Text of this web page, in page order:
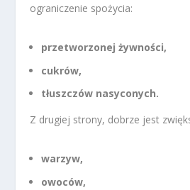
ograniczenie spożycia:
przetworzonej żywności,
cukrów,
tłuszczów nasyconych.
Z drugiej strony, dobrze jest
warzyw,
owoców,